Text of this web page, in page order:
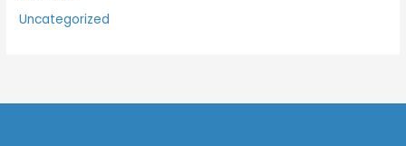
Uncategorized